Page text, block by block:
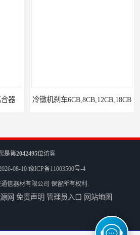
合器 冷镦机刹车6CB,8CB,12CB,18CB
冷镦机电机用小型8CB250离合器制动器刹车
是第2042495位访客
08-10 豫ICP备11003500号-4
信器材有限公司 保留所有权利.
网 免责声明 管理员入口 网站地图